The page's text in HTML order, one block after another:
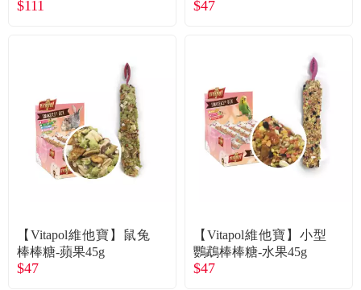
$111 $47
【Vitapol維他寶】鼠兔
棒棒糖-蘋果45g
$47
【Vitapol維他寶】小型
鸚鵡棒棒糖-水果45g
$47